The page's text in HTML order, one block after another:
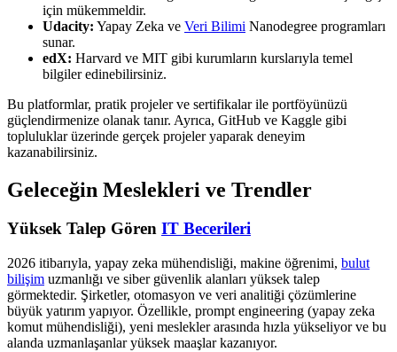
için mükemmeldir.
Udacity: Yapay Zeka ve Veri Bilimi Nanodegree programları
sunar.
edX: Harvard ve MIT gibi kurumların kurslarıyla temel
bilgiler edinebilirsiniz.
Bu platformlar, pratik projeler ve sertifikalar ile portföyünüzü
güçlendirmenize olanak tanır. Ayrıca, GitHub ve Kaggle gibi
topluluklar üzerinde gerçek projeler yaparak deneyim
kazanabilirsiniz.
Geleceğin Meslekleri ve Trendler
Yüksek Talep Gören IT Becerileri
2026 itibarıyla, yapay zeka mühendisliği, makine öğrenimi, bulut
bilişim uzmanlığı ve siber güvenlik alanları yüksek talep
görmektedir. Şirketler, otomasyon ve veri analitiği çözümlerine
büyük yatırım yapıyor. Özellikle, prompt engineering (yapay zeka
komut mühendisliği), yeni meslekler arasında hızla yükseliyor ve bu
alanda uzmanlaşanlar yüksek maaşlar kazanıyor.